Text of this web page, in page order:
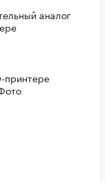
аналог
принтере